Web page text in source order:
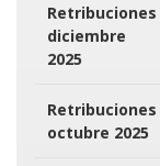
Retribuciones
diciembre
2025
Retribuciones
octubre 2025